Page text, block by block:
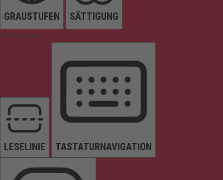
GRAUSTUFEN SÄTTIGUNG
Orientierung
LESELINIE TASTATURNAVIGATION